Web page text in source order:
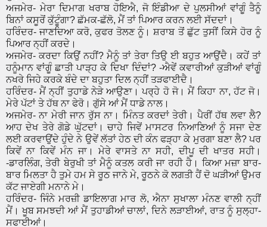
ਅਜਮੇਰ- ਮੇਰਾ ਦਿਮਾਗ ਖਰਾਬ ਹੋਇਐ, ਜੋ ਇੰਡੀਆ ਦੇ ਪੁਲਸੀਆਂ ਵਾਂਗੂੰ ਤੈਨੂੰ
ਬਿਨਾਂ ਕਸੂਰੋਂ ਕੁੱਟੂੰਗਾ? ਛੱਮਕ-ਛੱਲੋ, ਮੈਂ ਤਾਂ ਪਿਆਰ ਕਰਨ ਲਈ ਸੱਦਦਾਂ।
ਹਰਿੰਦਰ- ਜਾਣਦਿਆ ਕਰੋ, ਕੁਫਰ ਤੋਲਣ ਨੂੰ। ਸ਼ਰਾਬ ਤੋਂ ਛੁੱਟ ਤੁਸੀਂ ਕਿਸੇ ਹੋਰ ਨੂੰ
ਪਿਆਰ ਨ੍ਹੀਂ ਕਰਦੇ।
ਅਜਮੇਰ- ਕਰਦਾ ਕਿਉਂ ਨਹੀਂ? ਮੈਨੂੰ ਤਾਂ ਤੇਰਾ ਤਿਉ ਈ ਬਹੁਤ ਆਉਂਦੈ। ਕਹੇਂ ਤਾਂ
ਹਨੂੰਮਾਨ ਵਾਂਗੂੰ ਛਾਤੀ ਪਾੜ੍ਹ ਕੇ ਦਿਖਾ ਦਿੰਦਾਂ? -ਐਵੇਂ ਕਵਾਰੀਆਂ ਕੁੜੀਆਂ ਵਾਂਗੂੰ
ਨਖਰੇ ਜਿਹੇ ਕਰਕੇ ਬੰਦੇ ਦਾ ਬਹੁਤਾ ਦਿਲ ਨ੍ਹੀਂ ਤੜਫਾਈਦੈ।
ਹਰਿੰਦਰ- ਮੈਂ ਨ੍ਹੀਂ ਤੁਹਾਡੇ ਨੇੜੇ ਆਉਣਾ। ਪਰ੍ਹੇ ਹੋ ਜੋ। ਮੈਂ ਕਿਹਾ ਨਾ, ਹੱਟ ਜੋ।
ਮੇਰੇ ਪੱਟਾਂ ਤੇ ਹੱਥ ਨਾ ਫੇਰੋ। ਗੁੱਸੇ ਆਂ ਮੈਂ ਧਾਡੇ ਨਾਲ।
ਅਜਮੇਰ- ਨਾ ਮੇਰੀ ਜਾਨ ਰੁੱਸ ਨਾ। ਮਿੰਨਤ ਕਰਦਾਂ ਤੇਰੀ। ਪੈਰੀਂ ਹੱਥ ਲਵਾ ਲੈ?
ਆਹ ਦੇਖ ਤੇਰੇ ਗੋਡੇ ਘੁੱਟਦਾਂ। ਚਾਹੇ ਜਿਵੇਂ ਮਾਸਟਰ ਨਿਆਣਿਆਂ ਨੂੰ ਸਜਾ ਦੇਣ
ਲਈ ਕਰਵਾਉਂਦੇ ਹੁੰਦੇ ਨੇ ਉਵੇਂ ਲੱਤਾਂ ਹੇਠ ਦੀ ਕੰਨ ਫੜ੍ਹਾ ਕੇ ਮੁਰਗਾ ਬਣਾ ਲੈ? ਪਰ
ਕਿਵੇਂ ਨਾ ਕਿਵੇਂ ਮੰਨ ਜਾ। ਮੇਰੇ ਵਾਸਤੇ ਨਾ ਸਹੀ, ਦੀਪੂ ਦੀ ਖਾਤਰ ਸਹੀ।
-ਡਾਰਲਿੰਗ, ਤੇਰੀ ਬੇਰੁਖੀ ਤਾਂ ਮੈਨੂੰ ਕਤਲ ਕਰੀ ਜਾ ਰਹੀ ਹੈ। ਕਿਆ ਮਜ਼ਾ ਬਾਰ-
ਬਾਰ ਮਿਲਤਾ ਹੈ ਤੁਮੇ ਹਮ ਸੇ ਰੂਠ ਜਾਨੇ ਮੇ, ਰੂਠਨੇ ਕੋ ਲਗਤੀ ਹੈਂ ਦੋ ਘੜੀਆਂ ਉਮਰ
ਕੱਟ ਜਾਏਗੀ ਮਨਾਨੇ ਮੇ।
ਹਰਿੰਦਰ- ਜਿੰਨੇ ਮਰਜ਼ੀ ਡਾਇਲਾਗ ਮਾਰ ਲੋ, ਐਨਾ ਸੁਖਾਲਾ ਮੰਨਣ ਵਾਲੀ ਨ੍ਹੀਂ
ਮੈਂ। ਖੂਬ ਸਮਝਦੀ ਆਂ ਮੈਂ ਤੁਹਾਡੀਆਂ ਚਾਲਾਂ, ਦਿਨੇ ਲੜਾਈਆਂ, ਰਾਤ ਨੂੰ ਸੁਲ੍ਹਾ-
ਸਫਾਈਆਂ।